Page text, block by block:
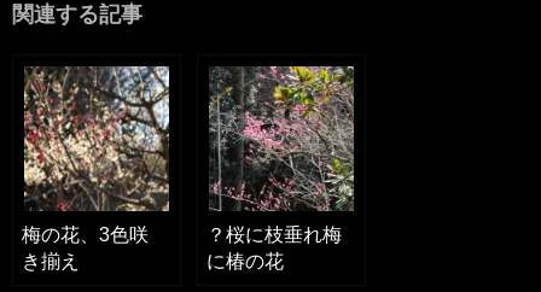
関連する記事
梅の花、3色咲
き揃え
？桜に枝垂れ梅
に椿の花